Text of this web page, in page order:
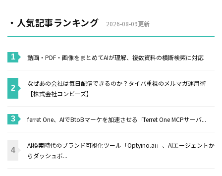
・人気記事ランキング 2026-08-09更新
動画・PDF・画像をまとめてAIが理解、複数資料の横断検索に対応
なぜあの会社は毎日配信できるのか？タイパ重視のメルマガ運用術
【株式会社コンビーズ】
ferret One、AIでBtoBマーケを加速させる「ferret One MCPサーバ...
AI検索時代のブランド可視化ツール「Optyino.ai」、AIエージェントか
らダッシュボ...